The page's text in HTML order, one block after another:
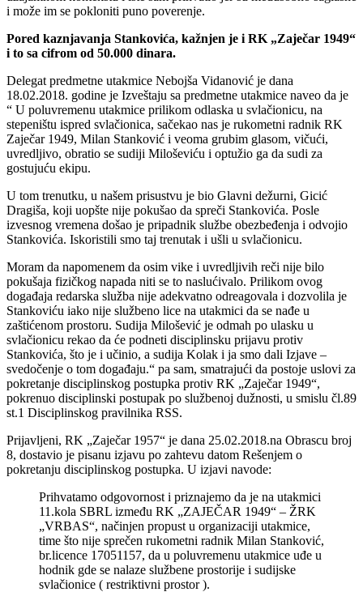
i može im se pokloniti puno poverenje.
Pored kaznjavanja Stankovića, kažnjen je i RK „Zaječar 1949“
i to sa cifrom od 50.000 dinara.
Delegat predmetne utakmice Nebojša Vidanović je dana
18.02.2018. godine je Izveštaju sa predmetne utakmice naveo da je
“ U poluvremenu utakmice prilikom odlaska u svlačionicu, na
stepeništu ispred svlačionica, sačekao nas je rukometni radnik RK
Zaječar 1949, Milan Stanković i veoma grubim glasom, vičući,
uvredljivo, obratio se sudiji Miloševiću i optužio ga da sudi za
gostujuću ekipu.
U tom trenutku, u našem prisustvu je bio Glavni dežurni, Gicić
Dragiša, koji uopšte nije pokušao da spreči Stankovića. Posle
izvesnog vremena došao je pripadnik službe obezbeđenja i odvojio
Stankovića. Iskoristili smo taj trenutak i ušli u svlačionicu.
Moram da napomenem da osim vike i uvredljivih reči nije bilo
pokušaja fizičkog napada niti se to naslućivalo. Prilikom ovog
događaja redarska služba nije adekvatno odreagovala i dozvolila je
Stankoviću iako nije službeno lice na utakmici da se nađe u
zaštićenom prostoru. Sudija Milošević je odmah po ulasku u
svlačionicu rekao da će podneti disciplinsku prijavu protiv
Stankovića, što je i učinio, a sudija Kolak i ja smo dali Izjave –
svedočenje o tom događaju.“ pa sam, smatrajući da postoje uslovi za
pokretanje disciplinskog postupka protiv RK „Zaječar 1949“,
pokrenuo disciplinski postupak po službenoj dužnosti, u smislu čl.89
st.1 Disciplinskog pravilnika RSS.
Prijavljeni, RK „Zaječar 1957“ je dana 25.02.2018.na Obrascu broj
8, dostavio je pisanu izjavu po zahtevu datom Rešenjem o
pokretanju disciplinskog postupka. U izjavi navode:
Prihvatamo odgovornost i priznajemo da je na utakmici
11.kola SBRL između RK „ZAJEČAR 1949“ – ŽRK
„VRBAS“, načinjen propust u organizaciji utakmice,
time što nije sprečen rukometni radnik Milan Stanković,
br.licence 17051157, da u poluvremenu utakmice uđe u
hodnik gde se nalaze službene prostorije i sudijske
svlačionice ( restriktivni prostor ).